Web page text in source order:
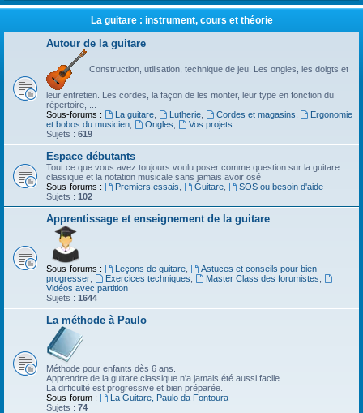
La guitare : instrument, cours et théorie
Autour de la guitare
Construction, utilisation, technique de jeu. Les ongles, les doigts et
leur entretien. Les cordes, la façon de les monter, leur type en fonction du
répertoire, ...
Sous-forums :
La guitare, Lutherie, Cordes et magasins
Ergonomie
et bobos du musicien
Ongles
Vos projets
Sujets : 619
Espace débutants
Tout ce que vous avez toujours voulu poser comme question sur la guitare
classique et la notation musicale sans jamais avoir osé
Sous-forums :
Premiers essais Guitare,
SOS ou besoin d'aide
Sujets : 102
Apprentissage et enseignement de la guitare
Sous-forums : Leçons de guitare,
Astuces et conseils pour bien
progresser
Exercices techniques Master Class des forumistes
Vidéos avec partition
Sujets : 1644
La méthode à Paulo
Méthode pour enfants dès 6 ans.
Apprendre de la guitare classique n'a jamais été aussi facile.
La difficulté est progressive et bien préparée.
Sous-forum :
La Guitare, Paulo da Fontoura
Sujets : 74